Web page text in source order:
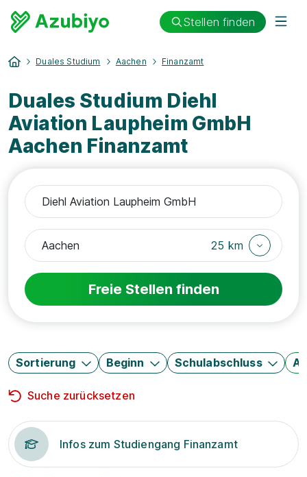
Stellen finden
Duales Studium Aachen Finanzamt
Duales Studium Diehl
Aviation Laupheim GmbH
Aachen Finanzamt
25 km
Freie Stellen finden
Sortierung Beginn Schulabschluss
Suche zurücksetzen
Infos zum Studiengang Finanzamt